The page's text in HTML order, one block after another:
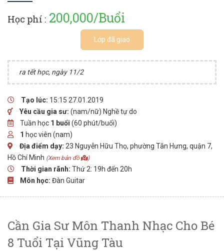
Học phí : 200,000/Buổi
Lớp đã giao
ra tết học, ngày 11/2
Tạo lúc: 15:15 27.01.2019
Yêu cầu gia sư: (nam/nữ) Nghề tự do
Tuần học 1 buổi (60 phút/buổi)
1 học viên (nam)
Địa điểm dạy: 23 Nguyễn Hữu Thọ, phường Tân Hưng, quận 7,
Hồ Chí Minh (Xem bản đồ )
Thời gian rãnh: Thứ 2: 19h đến 20h
Môn học: Đàn Guitar
Cần Gia Sư Môn Thanh Nhạc Cho Bé
8 Tuổi Tại Vũng Tàu